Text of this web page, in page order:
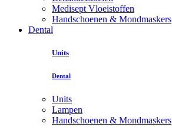
Medisept Vloeistoffen
Handschoenen & Mondmaskers
Dental
Units
Dental
Units
Lampen
Handschoenen & Mondmaskers